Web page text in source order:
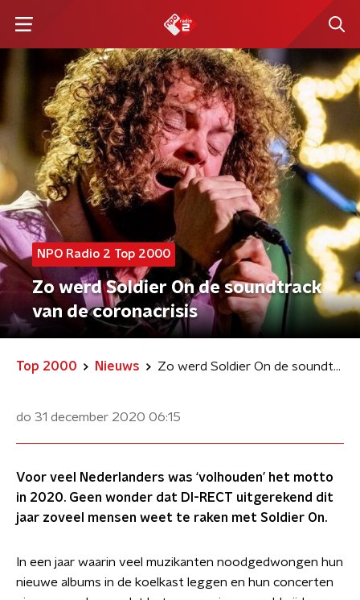
NPO Radio 2 Top 2000
Zo werd Soldier On de soundtrack
van de coronacrisis
Top 2000 Nieuws Zo werd Soldier On de soundtrack van de coronacrisis
do 31 december 2020 06:15
Voor veel Nederlanders was ‘volhouden’ het motto
in 2020. Geen wonder dat DI-RECT uitgerekend dit
jaar zoveel mensen weet te raken met Soldier On.
In een jaar waarin veel muzikanten noodgedwongen hun
nieuwe albums in de koelkast leggen en hun concerten